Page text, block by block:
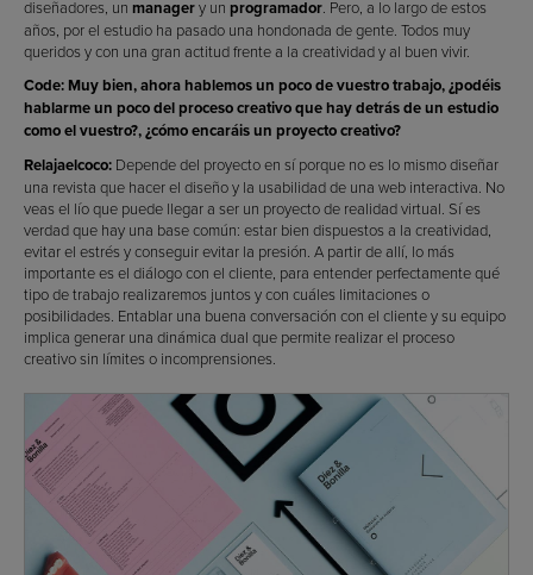
diseñadores, un managery un programador. Pero, a lo largo de estos
años, por el estudio ha pasado una hondonada de gente. Todos muy
queridos y con una gran actitud frente a la creatividad y al buen vivir.
Code: Muy bien, ahora hablemos un poco de vuestro trabajo, ¿podéis
hablarme un poco del proceso creativo que hay detrás de un estudio
como el vuestro?, ¿cómo encaráis un proyecto creativo?
Relajaelcoco: Depende del proyecto en sí porque no es lo mismo diseñar
una revista que hacer el diseño y la usabilidad de una web interactiva. No
veas el lío que puede llegar a ser un proyecto de realidad virtual. Sí es
verdad que hay una base común: estar bien dispuestos a la creatividad,
evitar el estrés y conseguir evitar la presión. A partir de allí, lo más
importante es el diálogo con el cliente, para entender perfectamente qué
tipo de trabajo realizaremos juntos y con cuáles limitaciones o
posibilidades. Entablar una buena conversación con el cliente y su equipo
implica generar una dinámica dual que permite realizar el proceso
creativo sin límites o incomprensiones.